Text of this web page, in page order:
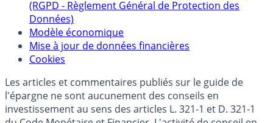
Politique de gestion des données personnelles
(RGPD - Règlement Général de Protection des
Données)
Modèle économique
Mise à jour de données financières
Cookies
Les articles et commentaires publiés sur le guide de
l'épargne ne sont aucunement des conseils en